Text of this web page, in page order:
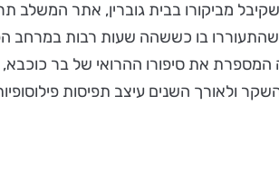
מביקורו בבית גוברין, אתר המשלב
שהתעוררו בו כששהה שעות רבות
המספרת את סיפורו ההרואי של בר
השנים עיצב תפיסות פילוסופיות